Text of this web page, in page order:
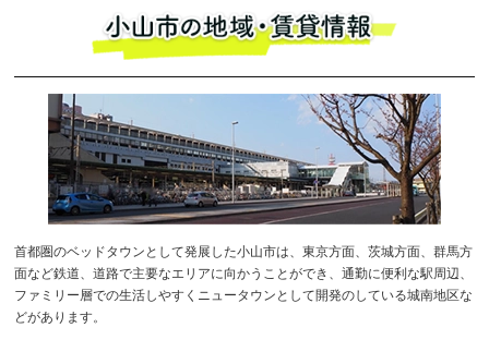
首都圏のベッドタウンとして発展した小山市は、東京方面、茨城方面、群馬方
面など鉄道、道路で主要なエリアに向かうことができ、通勤に便利な駅周辺、
ファミリー層での生活しやすくニュータウンとして開発のしている城南地区な
どがあります。